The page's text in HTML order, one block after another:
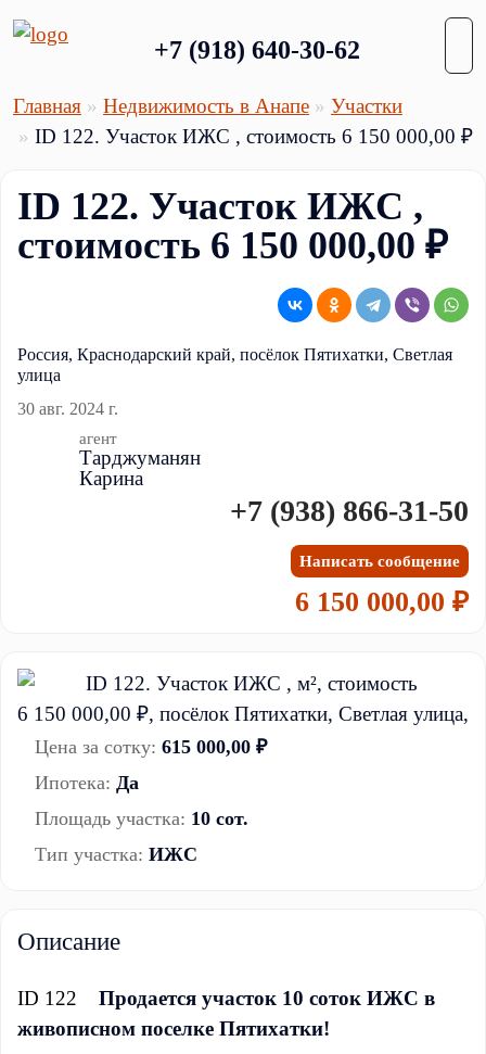
+7 (918) 640-30-62
Главная Недвижимость в Анапе
Участки
ID 122. Участок ИЖС , стоимость 6 150 000,00 ₽
ID 122. Участок ИЖС ,
стоимость 6 150 000,00 ₽
Россия, Краснодарский край, посёлок Пятихатки, Светлая
улица
30 авг. 2024 г.
агент
Тарджуманян
Карина
+7 (938) 866-31-50
Написать сообщение
6 150 000,00 ₽
Цена за сотку: 615 000,00 ₽
Ипотека: Да
Площадь участка: 10 сот.
Тип участка: ИЖС
Описание
ID 122 Продается участок 10 соток ИЖС в
живописном поселке Пятихатки!